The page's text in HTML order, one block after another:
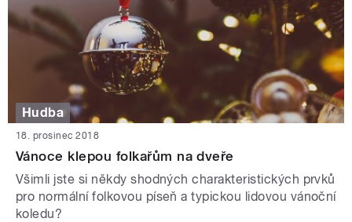
Hudba
18. prosinec 2018
Vánoce klepou folkařům na dveře
Všimli jste si někdy shodných charakteristických prvků
pro normální folkovou píseň a typickou lidovou vánoční
koledu?